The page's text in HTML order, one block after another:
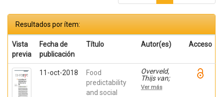
Resultados por ítem:
Vista
previa
Fecha de
publicación
Título Autor(es) Acceso
11-oct-2018
Food
predictability
and social
Overveld,
Thijs van;
García
Alfonso,
Ver más